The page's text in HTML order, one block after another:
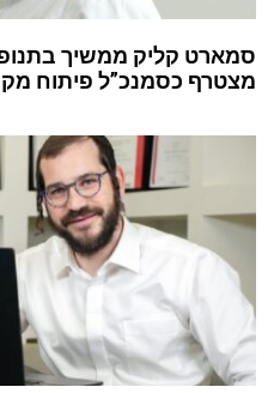
סמארט קליק ממשיך
מצטרף כסמנכ”ל פיתוח